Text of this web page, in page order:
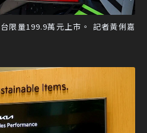
限量199.9萬元上市。 記者黃俐嘉